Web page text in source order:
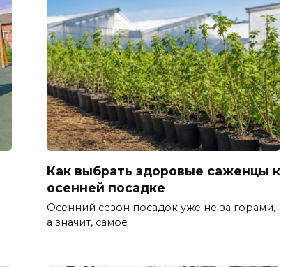
Как выбрать здоровые саженцы к
осенней посадке
Осенний сезон посадок уже не за горами,
а значит, самое